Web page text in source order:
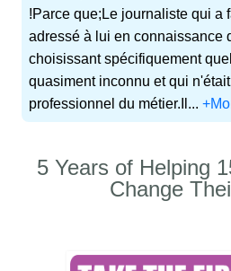
!Parce que;Le journaliste qui a
adressé à lui en connaissance
choisissant spécifiquement
quasiment inconnu et qui
professionnel du métier.Il...
5 Years of Helping
Change